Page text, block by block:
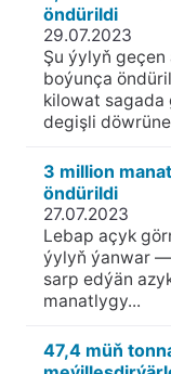
öndürildi
29.07.2023
Şu ýylyň
boýunça
kilowat sagada
degişli
3 million
öndürildi
27.07.2023
Lebap açyk
ýylyň ýanwar
sarp edýän
manatlygy...
47,4 müň